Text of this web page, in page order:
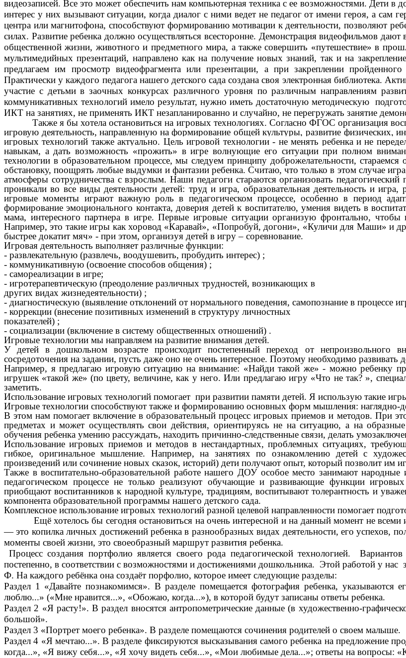
видеозаписей. Все это может обеспечить нам компьютерная техника с ее возможностями. Дети
интерес у них вызывают ситуации, когда диалог с ними ведет не педагог от имени героя, а сам
центра или магнитофона, способствуют формированию мотивации к деятельности, позволяют
силах. Развитие ребенка должно осуществляться всесторонне. Демонстрация видеофильмов
общественной жизни, животного и предметного мира, а также совершить «путешествие» в
мультимедийных презентаций, направлено как на получение новых знаний, так и на
предлагаем им просмотр видеофрагмента или презентации, а при закреплении
Практически у каждого педагога нашего детского сада создана своя электронная библиотека.
участие с детьми в заочных конкурсах различного уровня по различным направлениям
коммуникативных технологий имело результат, нужно иметь достаточную методическую
ИКТ на занятиях, не применять ИКТ незапланированно и случайно, не перегружать занятие
Также я бы хотела остановиться на игровых технологиях. Согласно ФГОС организация
игровую деятельность, направленную на формирование общей культуры, развитие физических,
игровых технологий также актуально. Цель игровой технологии - не менять ребенка и не
навыкам, а дать возможность «прожить» в игре волнующие его ситуации при полном
технологии в образовательном процессе, мы следуем принципу доброжелательности,
обстановку, поощрять любые выдумки и фантазии ребенка. Считаю, что только в этом случае
атмосферы сотрудничества с взрослым. Наши педагоги стараются организовать
проникали во все виды деятельности детей: труд и игра, образовательная деятельность и
игровые моменты играют важную роль в педагогическом процессе, особенно в период
формирование эмоционального контакта, доверия детей к воспитателю, умения видеть в
мама, интересного партнера в игре. Первые игровые ситуации организую фронтально,
Например, это такие игры как хоровод «Каравай», «Попробуй, догони», «Куличи для Маши» и
быстрее докатит мяч» - при этом, организуя детей в игру – соревнование.
Игровая деятельность выполняет различные функции:
- развлекательную (развлечь, воодушевить, пробудить интерес) ;
- коммуникативную (освоение способов общения) ;
- самореализации в игре;
- игротерапевтическую (преодоление различных трудностей, возникающих в
других видах жизнедеятельности) ;
- диагностическую (выявление отклонений от нормального поведения, самопознание в процессе
- коррекции (внесение позитивных изменений в структуру личностных
показателей) ;
- социализации (включение в систему общественных отношений) .
Игровые технологии мы направляем на развитие внимания детей.
У детей в дошкольном возрасте происходит постепенный переход от непроизвольного
сосредоточения на задании, пусть даже оно не очень интересное. Поэтому необходимо развивать
Например, я предлагаю игровую ситуацию на внимание: «Найди такой же» - можно ребенку
игрушек «такой же» (по цвету, величине, как у него. Или предлагаю игру «Что не так? »,
заметить.
Использование игровых технологий помогает при развитии памяти детей. Я использую такие
Игровые технологии способствуют также и формированию основных форм мышления: наглядно-
В этом нам помогает включение в образовательный процесс игровых приемов и методов. При
предметах и может осуществлять свои действия, ориентируясь не на ситуацию, а на
обучения ребенка умению рассуждать, находить причинно-следственные связи, делать
Использование игровых приемов и методов в нестандартных, проблемных ситуациях,
гибкое, оригинальное мышление. Например, на занятиях по ознакомлению детей с
произведений или сочинение новых сказок, историй) дети получают опыт, который позволит им
Также в воспитательно-образовательной работе нашего ДОУ особое место занимают
педагогическом процессе не только реализуют обучающие и развивающие функции
приобщают воспитанников к народной культуре, традициям, воспитывают толерантность и
компонента образовательной программы нашего детского сада.
Комплексное использование игровых технологий разной целевой направленности помогает
Ещё хотелось бы сегодня остановиться на очень интересной и на данный момент не всеми
— это копилка личных достижений ребенка в разнообразных видах деятельности, его успехов,
моменты своей жизни, это своеобразный маршрут развития ребенка.
Процесс создания портфолио является своего рода педагогической технологией.
постепенно, в соответствии с возможностями и достижениями дошкольника. Этой работой у нас
Ф. На каждого ребёнка она создаёт порфолио, которое имеет следующие разделы:
Раздел 1 «Давайте познакомимся». В разделе помещается фотография ребенка,
люблю...» («Мне нравится...», «Обожаю, когда...»), в которой будут записаны ответы ребенка.
Раздел 2 «Я расту!». В раздел вносятся антропометрические данные (в художественно-
большой».
Раздел 3 «Портрет моего ребенка». В разделе помещаются сочинения родителей о своем малыше.
Раздел 4 «Я мечтаю...». В разделе фиксируются высказывания самого ребенка на предложение
когда...», «Я вижу себя...», «Я хочу видеть себя...», «Мои любимые дела...»; ответы на вопросы: